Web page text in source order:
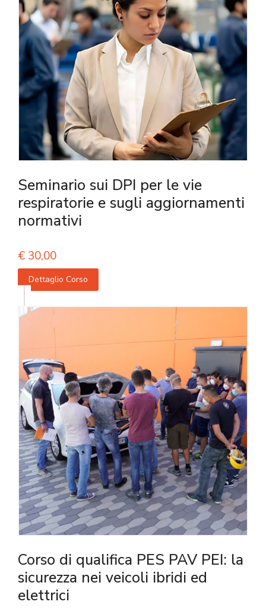
Seminario sui DPI per le vie
respiratorie e sugli aggiornamenti
normativi
€ 30,00
Dettaglio Corso
Corso di qualifica PES PAV PEI: la
sicurezza nei veicoli ibridi ed
elettrici